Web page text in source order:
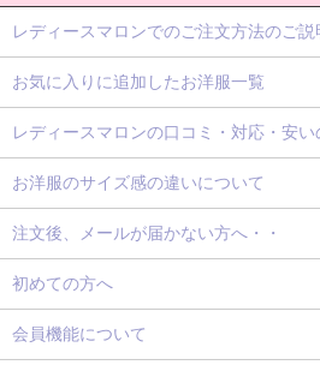
レディースマロンでのご注文方法のご説
お気に入りに追加したお洋服一覧
レディースマロンの口コミ・対応・安い
お洋服のサイズ感の違いについて
注文後、メールが届かない方へ・・
初めての方へ
会員機能について